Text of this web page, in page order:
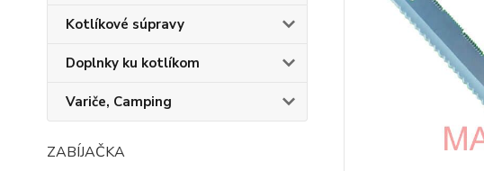
Kotlíkové súpravy
Doplnky ku kotlíkom
Variče, Camping
ZABÍJAČKA